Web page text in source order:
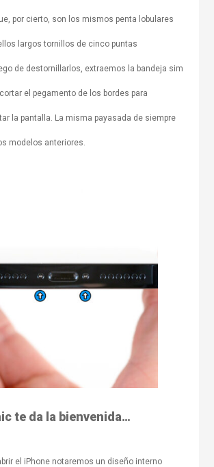
por cierto, son los mismos penta lobulares
largos tornillos de cinco puntas
de destornillarlos, extraemos la bandeja sim
el pegamento de los bordes para
la pantalla. La misma payasada de siempre
modelos anteriores.
te da la bienvenida…
el iPhone notaremos un diseño interno